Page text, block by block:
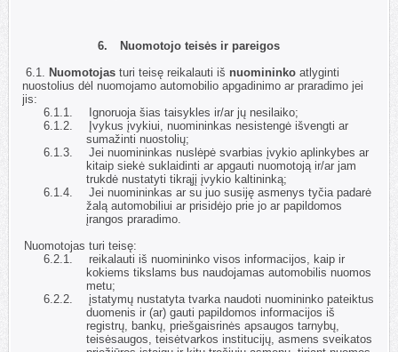
6.
Nuomotojo teisės ir pareigos
6.1. Nuomotojas turi teisę reikalauti iš nuomininko atlyginti
nuostolius dėl nuomojamo automobilio apgadinimo ar praradimo jei
jis:
6.1.1.
Ignoruoja šias taisykles ir/ar jų nesilaiko;
6.1.2.
Įvykus įvykiui, nuomininkas nesistengė išvengti ar
sumažinti nuostolių;
6.1.3.
Jei nuomininkas nuslėpė svarbias įvykio aplinkybes ar
kitaip siekė suklaidinti ar apgauti nuomotoją ir/ar jam
trukdė nustatyti tikrąjį įvykio kaltininką;
6.1.4.
Jei nuomininkas ar su juo susiję asmenys tyčia padarė
žalą automobiliui ar prisidėjo prie jo ar papildomos
įrangos praradimo.
Nuomotojas turi teisę:
6.2.1.
reikalauti iš nuomininko visos informacijos, kaip ir
kokiems tikslams bus naudojamas automobilis nuomos
metu;
6.2.2.
įstatymų nustatyta tvarka naudoti nuomininko pateiktus
duomenis ir (ar) gauti papildomos informacijos iš
registrų, bankų, priešgaisrinės apsaugos tarnybų,
teisėsaugos, teisėtvarkos institucijų, asmens sveikatos